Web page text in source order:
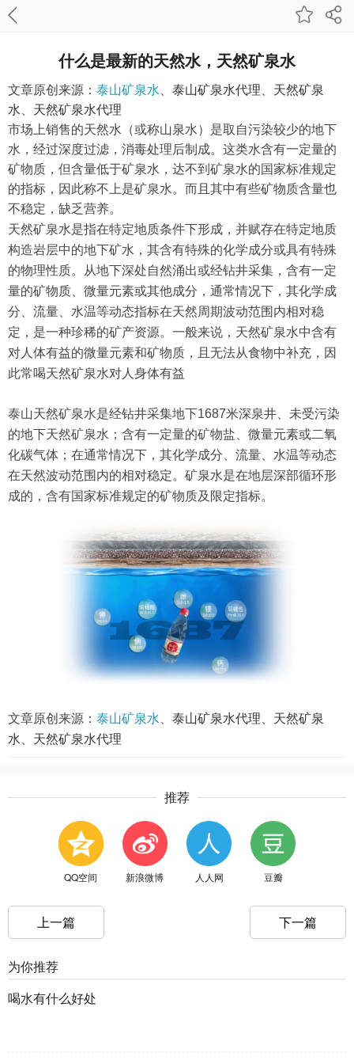
什么是最新的天然水，天然矿泉水
文章原创来源： 泰山矿泉水 泰山矿泉水代理
天然矿泉
水
天然矿泉水代理
市场上销售的天然水（或称山泉水）是取自污染较少的地下
水，经过深度过滤，消毒处理后制成。这类水含有一定量的
矿物质，但含量低于矿泉水，达不到矿泉水的国家标准规定
的指标，因此称不上是矿泉水。而且其中有些矿物质含量也
不稳定，缺乏营养。
天然矿泉水是指在特定地质条件下形成，并赋存在特定地质
构造岩层中的地下矿水，其含有特殊的化学成分或具有特殊
的物理性质。从地下深处自然涌出或经钻井采集，含有一定
量的矿物质、微量元素或其他成分，通常情况下，其化学成
分、流量、水温等动态指标在天然周期波动范围内相对稳
定，是一种珍稀的矿产资源。一般来说，天然矿泉水中含有
对人体有益的微量元素和矿物质，且无法从食物中补充，因
此常喝天然矿泉水对人身体有益
泰山天然矿泉水是经钻井采集地下1687米深泉井、未受污染
的地下天然矿泉水；含有一定量的矿物盐、微量元素或二氧
化碳气体；在通常情况下，其化学成分、流量、水温等动态
在天然波动范围内的相对稳定。矿泉水是在地层深部循环形
成的，含有国家标准规定的矿物质及限定指标。
文章原创来源： 泰山矿泉水 泰山矿泉水代理
天然矿泉
水
天然矿泉水代理
推荐
QQ空间 新浪微博 人人网 豆瓣
上一篇 下一篇
为你推荐
喝水有什么好处